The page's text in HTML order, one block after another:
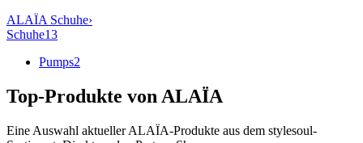
ALAÏA Schuhe›
Schuhe13
Pumps2
Top-Produkte von ALAÏA
Eine Auswahl aktuellerALAÏA-Produkte aus dem stylesoul-